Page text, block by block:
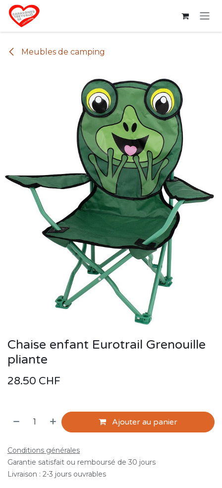
Se rendre au contenu
Meubles de camping
Chaise enfant Eurotrail Grenouille
pliante
28.50 CHF
Ajouter au panier
Conditions générales
Garantie satisfait ou remboursé de 30 jours
Livraison : 2-3 jours ouvrables